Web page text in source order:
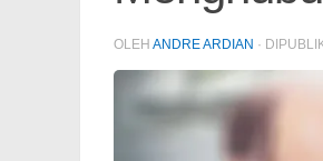
OLEH ANDRE ARDIAN ·